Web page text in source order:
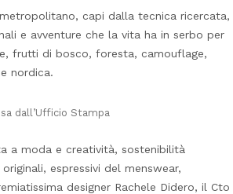
capi dalla tecnica ricercata,
e avventure che la vita ha in serbo per
frutti di bosco, foresta, camouflage,
nordica.
dall’Ufficio Stampa
a moda e creatività, sostenibilità
espressivi del menswear,
designer Rachele Didero, il Cto